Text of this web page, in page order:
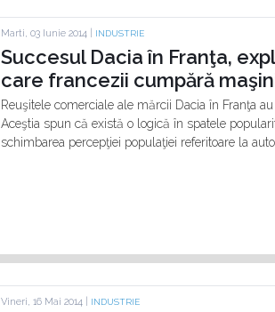
Marti, 03 Iunie 2014 | INDUSTRIE
Succesul Dacia în Franţa,
care francezii cumpără
Reuşitele comerciale ale mărcii Dacia în Franţa
Aceştia spun că există o logică în spatele
schimbarea percepţiei populaţiei referitoare la
Vineri, 16 Mai 2014 | INDUSTRIE